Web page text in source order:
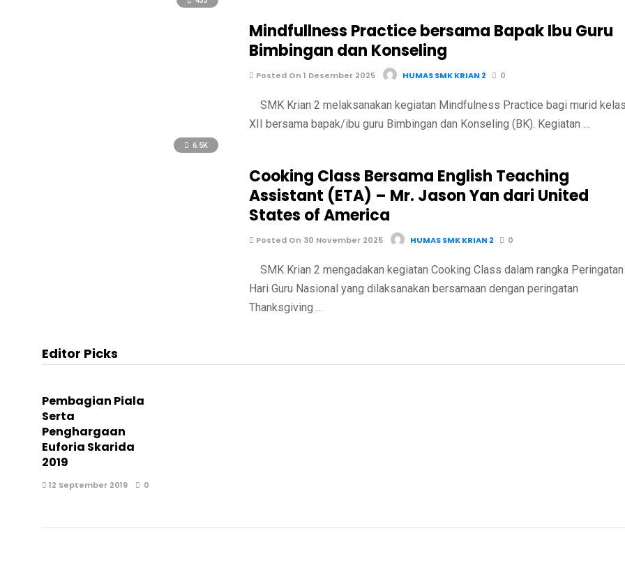
Mindfullness Practice bersama Bapak Ibu Guru
Bimbingan dan Konseling
Posted On 1 Desember 2025 HUMAS SMK KRIAN 2 0
SMK Krian 2 melaksanakan kegiatan Mindfulness Practice bagi murid kelas
XII bersama bapak/ibu guru Bimbingan dan Konseling (BK). Kegiatan …
6.5K
Cooking Class Bersama English Teaching
Assistant (ETA) – Mr. Jason Yan dari United
States of America
Posted On 30 November 2025 HUMAS SMK KRIAN 2 0
SMK Krian 2 mengadakan kegiatan Cooking Class dalam rangka Peringatan
Hari Guru Nasional yang dilaksanakan bersamaan dengan peringatan
Thanksgiving …
Editor Picks
Pembagian Piala
Serta
Penghargaan
Euforia Skarida
2019
12 September 2019 0